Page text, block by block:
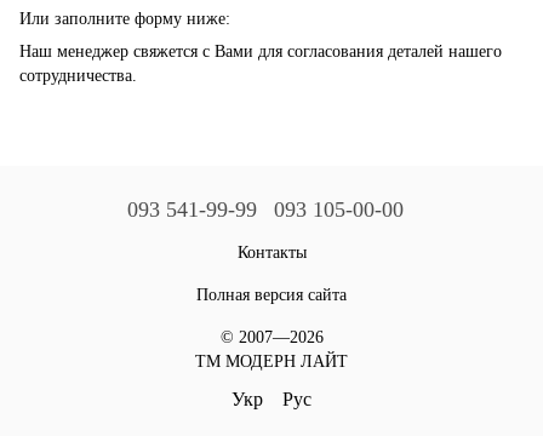
Или заполните форму ниже:
Наш менеджер свяжется с Вами для согласования деталей нашего
сотрудничества.
093 541-99-99 093 105-00-00
Контакты
Полная версия сайта
© 2007—2026
ТМ МОДЕРН ЛАЙТ
Укр Рус